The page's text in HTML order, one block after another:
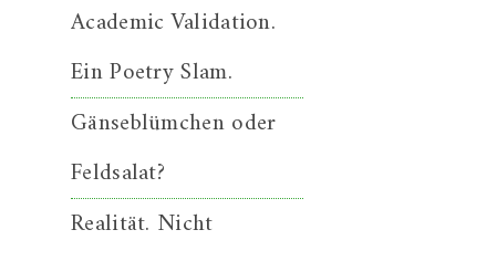
Academic Validation.
Ein Poetry Slam.
Gänseblümchen oder
Feldsalat?
Realität. Nicht